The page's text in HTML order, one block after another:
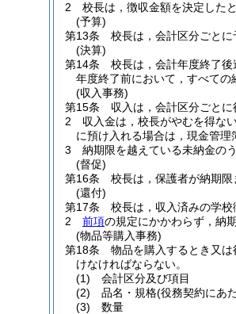
2
校長は，徴収金額を決定した
(予算)
第13条
校長は，会計区分ごとに
(決算)
第14条
校長は，会計年度終了
年度終了前において，すべての
(収入事務)
第15条
収入は，会計区分ごと
2
収入金は，校長がやむを得な
に預け入れる場合は，現金管理
3
納期限を越えている未納金の
(督促)
第16条
校長は，保護者が納期限
(還付)
第17条
校長は，収入済みの学
2
前項の規定にかかわらず，納
(物品等購入事務)
第18条
物品を購入するとき又
けなければならない。
(1)
会計区分及び項目
(2)
品名・規格(役務契約にあ
(3)
数量